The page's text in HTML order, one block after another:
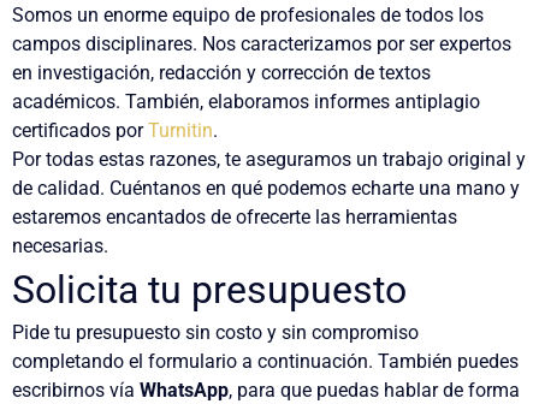
Somos un enorme equipo de profesionales de todos los
campos disciplinares. Nos caracterizamos por ser expertos
en investigación, redacción y corrección de textos
académicos. También, elaboramos informes antiplagio
certificados porTurnitin.
Por todas estas razones, te aseguramos un trabajo original y
de calidad. Cuéntanos en qué podemos echarte una mano y
estaremos encantados de ofrecerte las herramientas
necesarias.
Solicita tu presupuesto
Pide tu presupuesto sin costo y sin compromiso
completando el formulario a continuación. También puedes
escribirnos vía WhatsApp, para que puedas hablar de forma